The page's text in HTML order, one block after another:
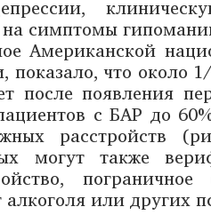
на симптомы
Американской
что около
после появления
с БАР до
расстройств
могут также
или других